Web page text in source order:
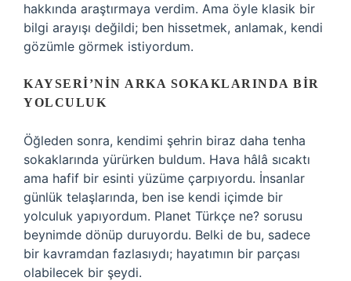
hakkında araştırmaya verdim. Ama öyle klasik bir
bilgi arayışı değildi; ben hissetmek, anlamak, kendi
gözümle görmek istiyordum.
KAYSERI’NIN ARKA SOKAKLARINDA BIR
YOLCULUK
Öğleden sonra, kendimi şehrin biraz daha tenha
sokaklarında yürürken buldum. Hava hâlâ sıcaktı
ama hafif bir esinti yüzüme çarpıyordu. İnsanlar
günlük telaşlarında, ben ise kendi içimde bir
yolculuk yapıyordum. Planet Türkçe ne? sorusu
beynimde dönüp duruyordu. Belki de bu, sadece
bir kavramdan fazlasıydı; hayatımın bir parçası
olabilecek bir şeydi.